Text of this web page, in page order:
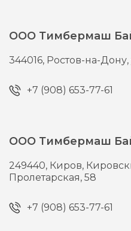
ООО Тимбермаш
344016, Ростов-на-Дону,
+7 (908) 653-77-61
ООО Тимбермаш
249440, Киров,
Пролетарская, 58
+7 (908) 653-77-61